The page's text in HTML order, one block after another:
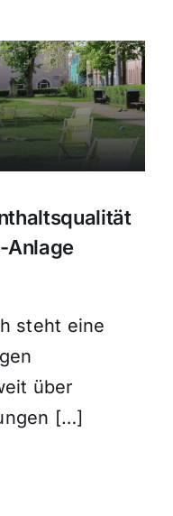
Anlage
steht eine
über
[…]